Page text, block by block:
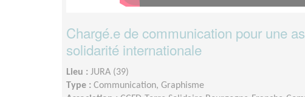
Chargé.e de communication pour une
solidarité internationale
Lieu : JURA (39)
Type : Communication, Graphisme